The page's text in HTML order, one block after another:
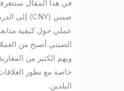
عملي حول كيفية متابعة
الصيني أصبح من العملات
ويهم الكثير من المغاربة
خاصة مع تطور العلاقات
البلدين.